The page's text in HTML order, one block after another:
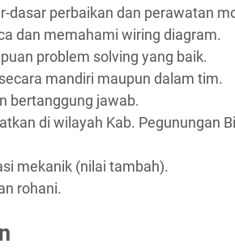
dasar perbaikan dan perawatan
dan memahami wiring diagram.
problem solving yang baik.
mandiri maupun dalam tim.
bertanggung jawab.
di wilayah Kab. Pegunungan
mekanik (nilai tambah).
rohani.